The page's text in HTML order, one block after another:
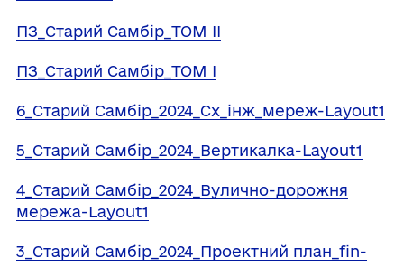
ПЗ_Старий Самбір_ТОМ ІІ
ПЗ_Старий Самбір_ТОМ І
6_Старий Самбір_2024_Сх_інж_мереж-Layout1
5_Старий Самбір_2024_Вертикалка-Layout1
4_Старий Самбір_2024_Вулично-дорожня
мережа-Layout1
3_Старий Самбір_2024_Проектний план_fin-